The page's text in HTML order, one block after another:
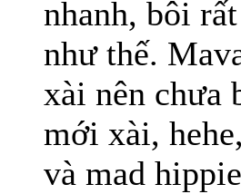
nhanh, bôi
như thế.
xài nên chưa
mới xài,
và mad